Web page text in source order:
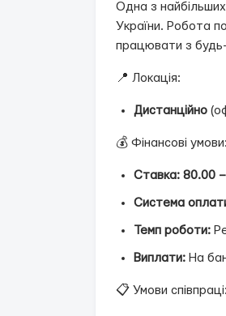
Одна з
України. Робота
працювати з будь-
📍 Локація:
Дистанційно
💰 Фінансові умови:
Ставка: 80.00
Система
Темп роботи:
Виплати: На
📋 Умови співпраці: